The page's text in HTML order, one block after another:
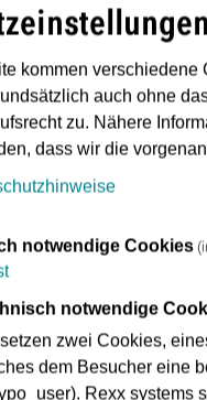
Unternehmen VGF
der VGF
Ihre Rechnungen
kommen
auch ohne
zu. Nähere
dass wir die
notwendige Cookies
notwendige
zwei Cookies,
dem Besucher eine
Rexx systems